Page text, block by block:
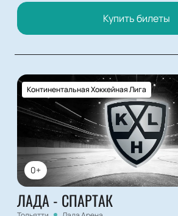
Купить билеты
0+
Континентальная Хоккейная Лига
ЛАДА - СПАРТАК